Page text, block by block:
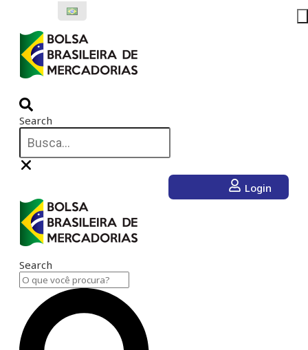
conteúdo
Search
Login
Search